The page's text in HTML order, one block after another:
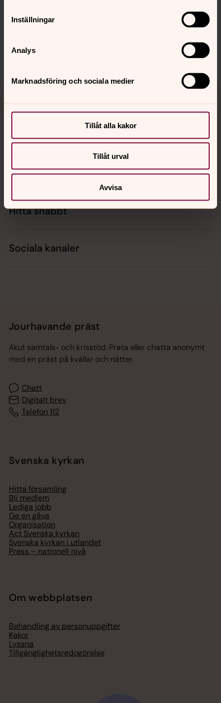
Inställningar
Analys
Marknadsföring och sociala medier
Tillåt alla kakor
Tillåt urval
Avvisa
Tillbaka till toppen
Tillbaka till innehållet
Kontakt
Kalender
Hitta snabbt
Sociala kanaler
Jourhavande präst
Akut samtals- och krisstöd. Prata eller chatta anonymt
med en präst på kvällar och nätter.
Chatt
Digitalt brev
Telefon 112
Svenska kyrkan
Hitta församling
Bli medlem
Lediga jobb
Ge en gåva
Organisation
Act Svenska kyrkan
Svenska kyrkan i utlandet
Press – nationell nivå
Om webbplatsen
Behandling av personuppgifter
Kakor
Lyssna
Tillgänglighetsredogörelse